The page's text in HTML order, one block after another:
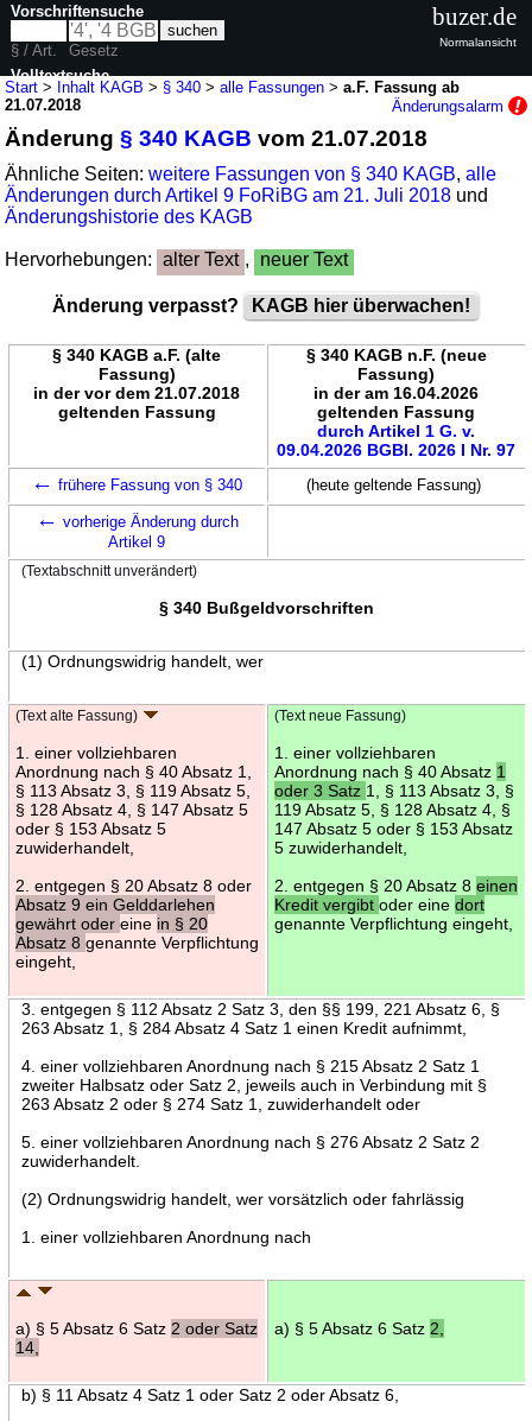
Start > Inhalt KAGB > § 340 >alle Fassungen >a.F. Fassung ab
21.07.2018
Änderungsalarm
Änderung§ 340 KAGB vom 21.07.2018
Ähnliche Seiten:weitere Fassungen von § 340 KAGB,alle
Änderungen durch Artikel 9 FoRiBG am 21. Juli 2018 und
Änderungshistorie des KAGB
Hervorhebungen: alter Text , neuer Text
Änderung verpasst? KAGB hier überwachen!
§ 340 KAGB a.F. (alte
Fassung)
in der vor dem 21.07.2018
geltenden Fassung
§ 340 KAGB n.F. (neue
Fassung)
in der am 16.04.2026
geltenden Fassung
durch Artikel 1 G. v.
09.04.2026 BGBl. 2026 I Nr. 97
← frühere Fassung von § 340 (heute geltende Fassung)
← vorherige Änderung durch
Artikel 9
(Textabschnitt unverändert)
§ 340 Bußgeldvorschriften
(1) Ordnungswidrig handelt, wer
(Text alte Fassung)
1. einer vollziehbaren
Anordnung nach § 40 Absatz 1,
§ 113 Absatz 3, § 119 Absatz 5,
§ 128 Absatz 4, § 147 Absatz 5
oder § 153 Absatz 5
zuwiderhandelt,
2. entgegen § 20 Absatz 8 oder
Absatz 9 ein Gelddarlehen
gewährt oder eine in § 20
Absatz 8 genannte Verpflichtung
eingeht,
(Text neue Fassung)
1. einer vollziehbaren
Anordnung nach § 40 Absatz 1
oder 3 Satz 1, § 113 Absatz 3, §
119 Absatz 5, § 128 Absatz 4, §
147 Absatz 5 oder § 153 Absatz
5 zuwiderhandelt,
2. entgegen § 20 Absatz 8 einen
Kredit vergibt oder eine dort
genannte Verpflichtung eingeht,
3. entgegen § 112 Absatz 2 Satz 3, den §§ 199, 221 Absatz 6, §
263 Absatz 1, § 284 Absatz 4 Satz 1 einen Kredit aufnimmt,
4. einer vollziehbaren Anordnung nach § 215 Absatz 2 Satz 1
zweiter Halbsatz oder Satz 2, jeweils auch in Verbindung mit §
263 Absatz 2 oder § 274 Satz 1, zuwiderhandelt oder
5. einer vollziehbaren Anordnung nach § 276 Absatz 2 Satz 2
zuwiderhandelt.
(2) Ordnungswidrig handelt, wer vorsätzlich oder fahrlässig
1. einer vollziehbaren Anordnung nach
a) § 5 Absatz 6 Satz 2 oder Satz
14,
a) § 5 Absatz 6 Satz 2,
b) § 11 Absatz 4 Satz 1 oder Satz 2 oder Absatz 6,
Vorschriftensuche
§ / Art.
Gesetz
Volltextsuche
buzer.de
Normalansicht